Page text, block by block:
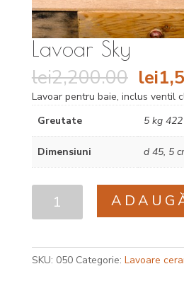
Lavoar Sky
lei2,200.00
inițial
a
fost:
lei
Lavoar pentru baie, inclus ventil
Greutate
5 kg
Dimensiuni d 45, 5
Lavoar
SKU: 050 Categorie: Lavoare